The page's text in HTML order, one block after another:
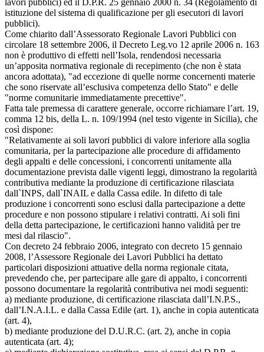
istituzione del sistema di qualificazione per gli esecutori di lavori
pubblici).
Come chiarito dall’Assessorato Regionale Lavori Pubblici con
circolare 18 settembre 2006, il Decreto Leg.vo 12 aprile 2006 n. 163
non è produttivo di effetti nell’Isola, rendendosi necessaria
un’apposita normativa regionale di recepimento (che non è stata
ancora adottata), "ad eccezione di quelle norme concernenti materie
che sono riservate all’esclusiva competenza dello Stato" e delle
"norme comunitarie immediatamente precettive".
Fatta tale premessa di carattere generale, occorre richiamare l’art. 19,
comma 12 bis, della L. n. 109/1994 (nel testo vigente in Sicilia), che
così dispone:
"Relativamente ai soli lavori pubblici di valore inferiore alla soglia
comunitaria, per la partecipazione alle procedure di affidamento
degli appalti e delle concessioni, i concorrenti unitamente alla
documentazione prevista dalle vigenti leggi, dimostrano la regolarità
contributiva mediante la produzione di certificazione rilasciata
dall`INPS, dall`INAIL e dalla Cassa edile. In difetto di tale
produzione i concorrenti sono esclusi dalla partecipazione a dette
procedure e non possono stipulare i relativi contratti. Ai soli fini
della detta partecipazione, le certificazioni hanno validità per tre
mesi dal rilascio".
Con decreto 24 febbraio 2006, integrato con decreto 15 gennaio
2008, l’Assessore Regionale dei Lavori Pubblici ha dettato
particolari disposizioni attuative della norma regionale citata,
prevedendo che, per partecipare alle gare di appalto, i concorrenti
possono documentare la regolarità contributiva nei modi seguenti:
a) mediante produzione, di certificazione rilasciata dall’I.N.P.S.,
dall’I.N.A.I.L. e dalla Cassa Edile (art. 1), anche in copia autenticata
(art. 4),
b) mediante produzione del D.U.R.C. (art. 2), anche in copia
autenticata (art. 4);